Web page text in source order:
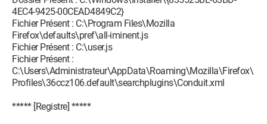
4EC4-9425-00CEAD4849C2}
Fichier Présent : C:\Program Files\Mozilla
Firefox\defaults\pref\all-iminent.js
Fichier Présent : C:\user.js
Fichier Présent :
C:\Users\Administrateur\AppData\Roaming\Mozilla\Firefox\
Profiles\36ccz106.default\searchplugins\Conduit.xml
***** [Registre] *****